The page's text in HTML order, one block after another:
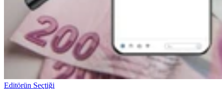
Editörün Seçtiği